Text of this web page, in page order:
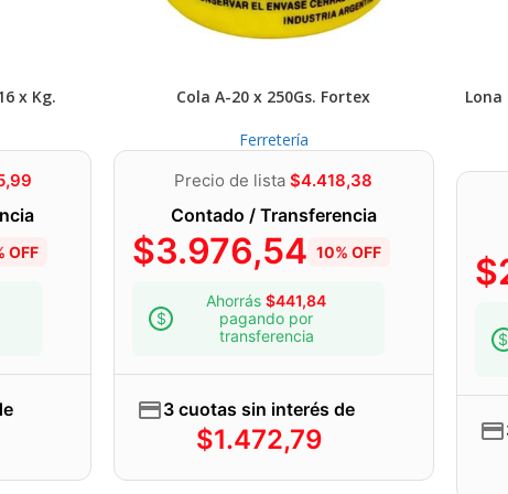
x Kg.
OFF
Cola A-20 x 250Gs. Fortex
Ferretería
Precio de lista$4.418,38
Contado / Transferencia
$3.976,54 10% OFF
Ahorrás $441,84
pagando por
transferencia
3 cuotas sin interés de
$1.472,79
$